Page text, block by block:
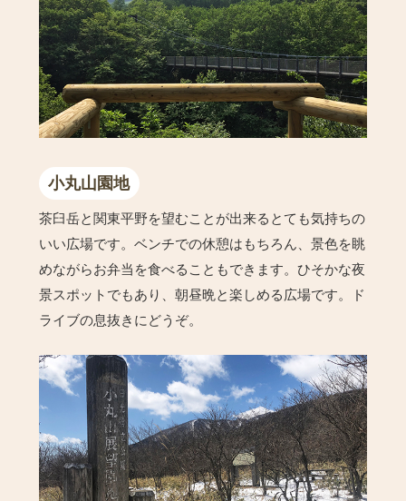
小丸山園地
茶臼岳と関東平野を望むことが出来るとても気持ちの
いい広場です。ベンチでの休憩はもちろん、景色を眺
めながらお弁当を食べることもできます。ひそかな夜
景スポットでもあり、朝昼晩と楽しめる広場です。ド
ライブの息抜きにどうぞ。